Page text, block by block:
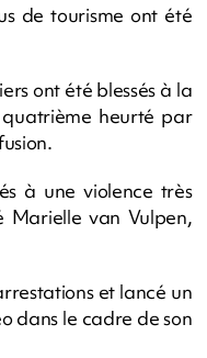
de tourisme ont été
ont été blessés à la
heurté par
à une violence très
Marielle van Vulpen,
et lancé un
dans le cadre de son